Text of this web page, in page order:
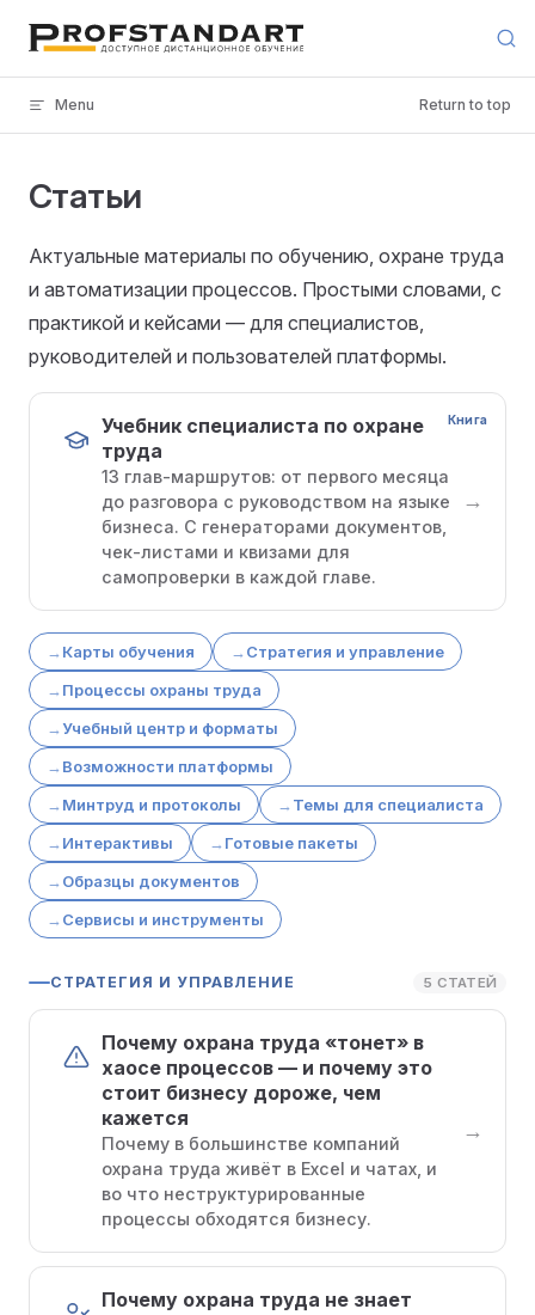
Skip to content
Menu Return to top
Статьи
Актуальные материалы по обучению, охране труда
и автоматизации процессов. Простыми словами, с
практикой и кейсами — для специалистов,
руководителей и пользователей платформы.
Книга
Учебник специалиста по охране
труда
13 глав-маршрутов: от первого месяца
до разговора с руководством на языке
бизнеса. С генераторами документов,
чек-листами и квизами для
самопроверки в каждой главе.
→
Карты обучения
Стратегия и управление
Процессы охраны труда
Учебный центр и форматы
Возможности платформы
Минтруд и протоколы
Темы для специалиста
Интерактивы
Готовые пакеты
Образцы документов
Сервисы и инструменты
СТРАТЕГИЯ И УПРАВЛЕНИЕ 5 СТАТЕЙ
Почему охрана труда «тонет» в
хаосе процессов — и почему это
стоит бизнесу дороже, чем
кажется
Почему в большинстве компаний
охрана труда живёт в Excel и чатах, и
во что неструктурированные
процессы обходятся бизнесу.
→
Почему охрана труда не знает